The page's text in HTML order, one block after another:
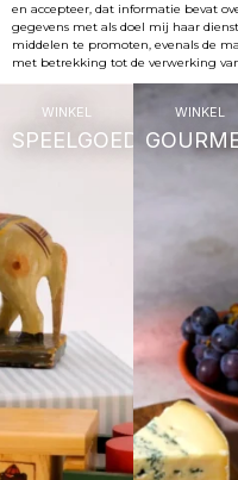
en accepteer, dat informatie bevat
gegevens met als doel mij haar
middelen te promoten, evenals de
met betrekking tot de verwerking
WINKEL
SPEELGOED
WINKEL